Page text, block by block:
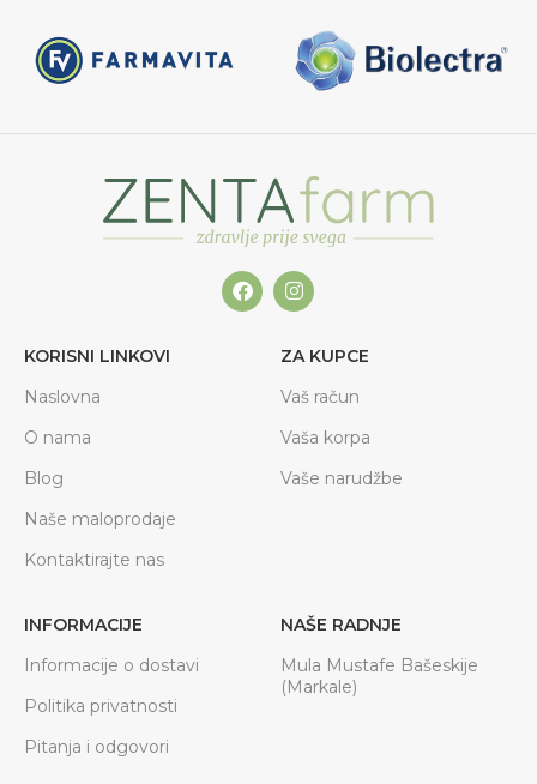
KORISNI LINKOVI
Naslovna
O nama
Blog
Naše maloprodaje
Kontaktirajte nas
ZA KUPCE
Vaš račun
Vaša korpa
Vaše narudžbe
INFORMACIJE
Informacije o dostavi
Politika privatnosti
Pitanja i odgovori
NAŠE RADNJE
Mula Mustafe Bašeskije
(Markale)